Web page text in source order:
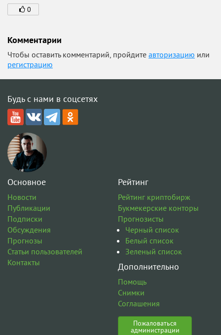
0
Комментарии
Чтобы оставить комментарий, пройдите авторизацию или
регистрацию
Будь с нами в соцсетях
Основное
Новости
Публикации
Подписки
Обсуждения
Прогнозы
Статьи пользователей
Контакты
Рейтинг
Рейтинг криптобирж
Букмекерские конторы
Прогнозисты
Черный список
Белый список
Зеленый список
Дополнительно
Помощь
Снимки
Соглашения
Пожаловаться
администрации